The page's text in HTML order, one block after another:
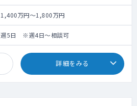
1,400万円～1,800万円
週5日 ※週4日～相談可
詳細をみる